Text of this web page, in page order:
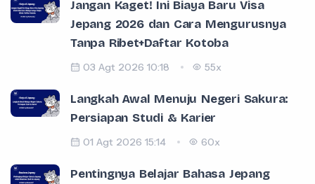
Jangan Kaget! Ini Biaya Baru Visa
Jepang 2026 dan Cara Mengurusnya
Tanpa Ribet+Daftar Kotoba
03 Agt 2026 10:18 55x
Langkah Awal Menuju Negeri Sakura:
Persiapan Studi & Karier
01 Agt 2026 15:14 60x
Pentingnya Belajar Bahasa Jepang